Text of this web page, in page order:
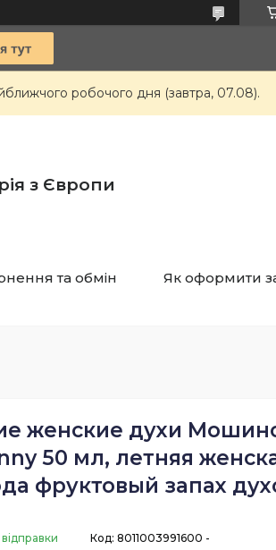
робочого дня (завтра, 07.08).
з Європи
та обмін Як оформити
женские духи
50 мл, летняя
фруктовый запах
Код: 8011003991600 -